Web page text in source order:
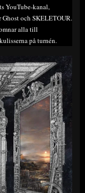
YouTube-kanal,
och SKELETOUR.
alla till
på turnén.